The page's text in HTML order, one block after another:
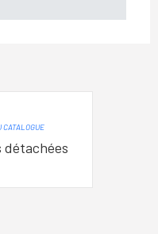
CATALOGUE
détachées